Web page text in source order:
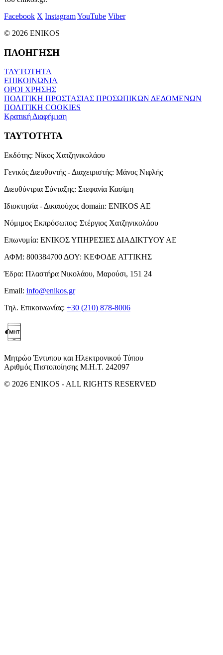
Facebook X InstagramYouTube Viber
© 2026 ENIKOS
ΠΛΟΗΓΗΣΗ
ΤΑΥΤΟΤΗΤΑ
ΕΠΙΚΟΙΝΩΝΙΑ
ΟΡΟΙ ΧΡΗΣΗΣ
ΠΟΛΙΤΙΚΗ ΠΡΟΣΤΑΣΙΑΣ ΠΡΟΣΩΠΙΚΩΝ ΔΕΔΟΜΕΝΩΝ
ΠΟΛΙΤΙΚΗ COOKIES
Κρατική Διαφήμιση
ΤΑΥΤΟΤΗΤΑ
Εκδότης: Νίκος Χατζηνικολάου
Γενικός Διευθυντής - Διαχειριστής: Μάνος Νιφλής
Διευθύντρια Σύνταξης: Στεφανία Κασίμη
Ιδιοκτησία - Δικαιούχος domain: ENIKOS AE
Νόμιμος Εκπρόσωπος: Στέργιος Χατζηνικολάου
Επωνυμία: ΕΝΙΚΟΣ ΥΠΗΡΕΣΙΕΣ ΔΙΑΔΙΚΤΥΟΥ ΑΕ
ΑΦΜ: 800384700 ΔΟΥ: ΚΕΦΟΔΕ ΑΤΤΙΚΗΣ
Έδρα: Πλαστήρα Νικολάου, Μαρούσι, 151 24
Email: info@enikos.gr
Τηλ. Επικοινωνίας: +30 (210) 878-8006
Μητρώο Έντυπου και Ηλεκτρονικού Τύπου
Αριθμός Πιστοποίησης Μ.Η.Τ. 242097
© 2026 ENIKOS - ALL RIGHTS RESERVED